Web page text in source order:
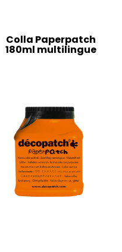
Colla Paperpatch
180ml multilingue